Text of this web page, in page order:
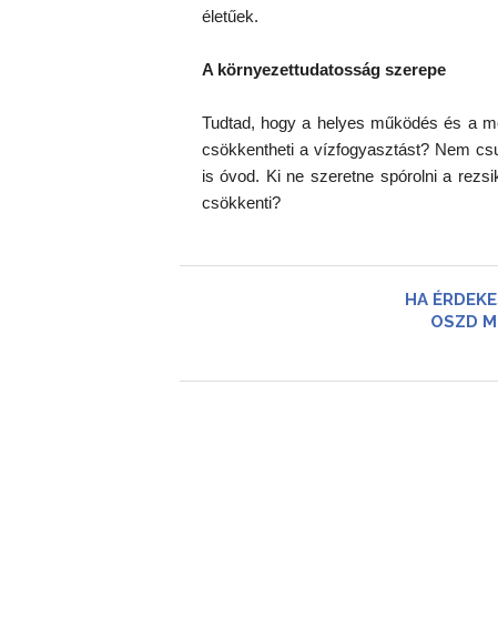
életűek.
A környezettudatosság szerepe
Tudtad, hogy a helyes működés és a
csökkentheti a vízfogyasztást? Nem
is óvod. Ki ne szeretne spórolni a
csökkenti?
HA
OSZD